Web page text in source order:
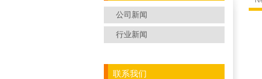
公司新闻
行业新闻
联系我们